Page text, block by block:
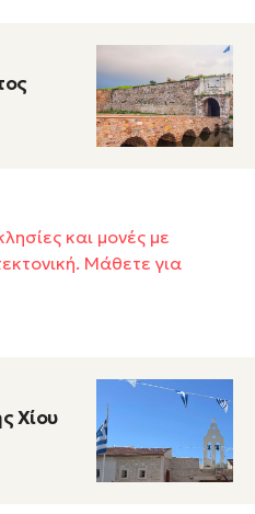
και μονές με
Μάθετε για
Χίου